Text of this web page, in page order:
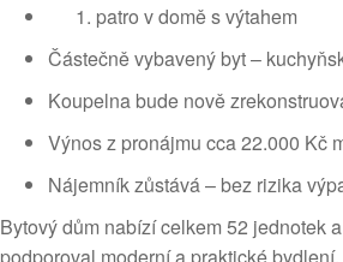
patro v domě s výtahem
Částečně vybavený byt –
Koupelna bude nově
Výnos z pronájmu cca 22.000 Kč
Nájemník zůstává – bez rizika
Bytový dům nabízí celkem 52 jednotek
podporoval moderní a praktické